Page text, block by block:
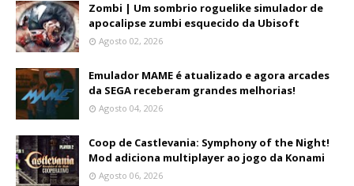
Zombi | Um sombrio roguelike simulador de
apocalipse zumbi esquecido da Ubisoft
Agosto 02, 2026
Emulador MAME é atualizado e agora arcades
da SEGA receberam grandes melhorias!
Agosto 04, 2026
Coop de Castlevania: Symphony of the Night!
Mod adiciona multiplayer ao jogo da Konami
Agosto 06, 2026